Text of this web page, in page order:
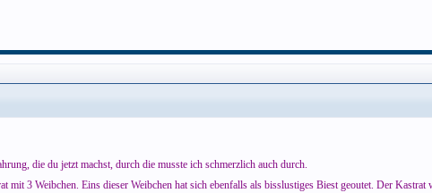
die du jetzt machst, durch die musste ich schmerzlich auch durch.
mit 3 Weibchen. Eins dieser Weibchen hat sich ebenfalls als bisslustiges Biest geoutet. Der